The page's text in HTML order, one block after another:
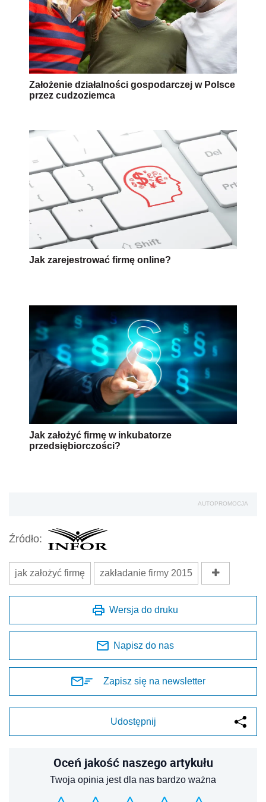
Założenie działalności gospodarczej w Polsce
przez cudzoziemca
Jak zarejestrować firmę online?
Jak założyć firmę w inkubatorze
przedsiębiorczości?
AUTOPROMOCJA
Źródło:
jak założyć firmę zakładanie firmy 2015
Wersja do druku
Napisz do nas
Zapisz się na newsletter
Udostępnij
Oceń jakość naszego artykułu
Twoja opinia jest dla nas bardzo ważna